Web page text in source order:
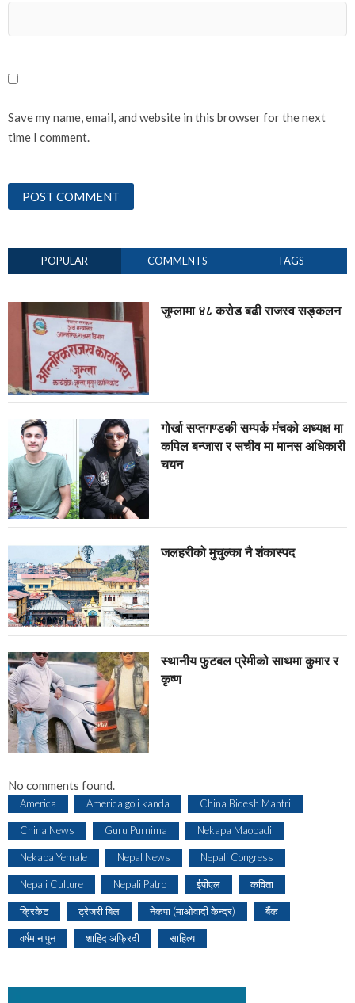
Save my name, email, and website in this browser for the next
time I comment.
POPULAR COMMENTS TAGS
जुम्लामा ४८ करोड बढी राजस्व सङ्कलन
गोर्खा सप्तगण्डकी सम्पर्क मंचको अध्यक्ष मा
कपिल बन्जारा र सचीव मा मानस अधिकारी
चयन
जलहरीको मुचुल्का नै शंंकास्पद
स्थानीय फुटबल प्रेमीको साथमा कुमार र
कृष्ण
No comments found.
America America goli kanda China Bidesh Mantri
China News Guru Purnima Nekapa Maobadi
Nekapa Yemale Nepal News Nepali Congress
Nepali Culture Nepali Patro ईपीएल कविता
क्रिकेट ट्रेजरी बिल नेकपा (माओवादी केन्द्र) बैंक
वर्षमान पुन शाहिद अफ्रिदी साहित्य